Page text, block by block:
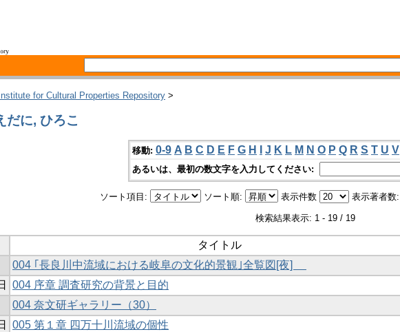
for Cultural Properties Repository >
だに, ひろこ
移動: 0-9 A B C D E F G H J K L M N O P Q R S T U V
あるいは、最初の数文字を入力してください:
ソート項目: ソート順: 表示件数 表示著者数:
検索結果表示: 1 - 19 / 19
タイトル
004 ｢長良川中流域における岐阜の文化的景観｣全覧図[夜]
004 序章 調査研究の背景と目的
004 奈文研ギャラリー（30）
005 第１章 四万十川流域の個性